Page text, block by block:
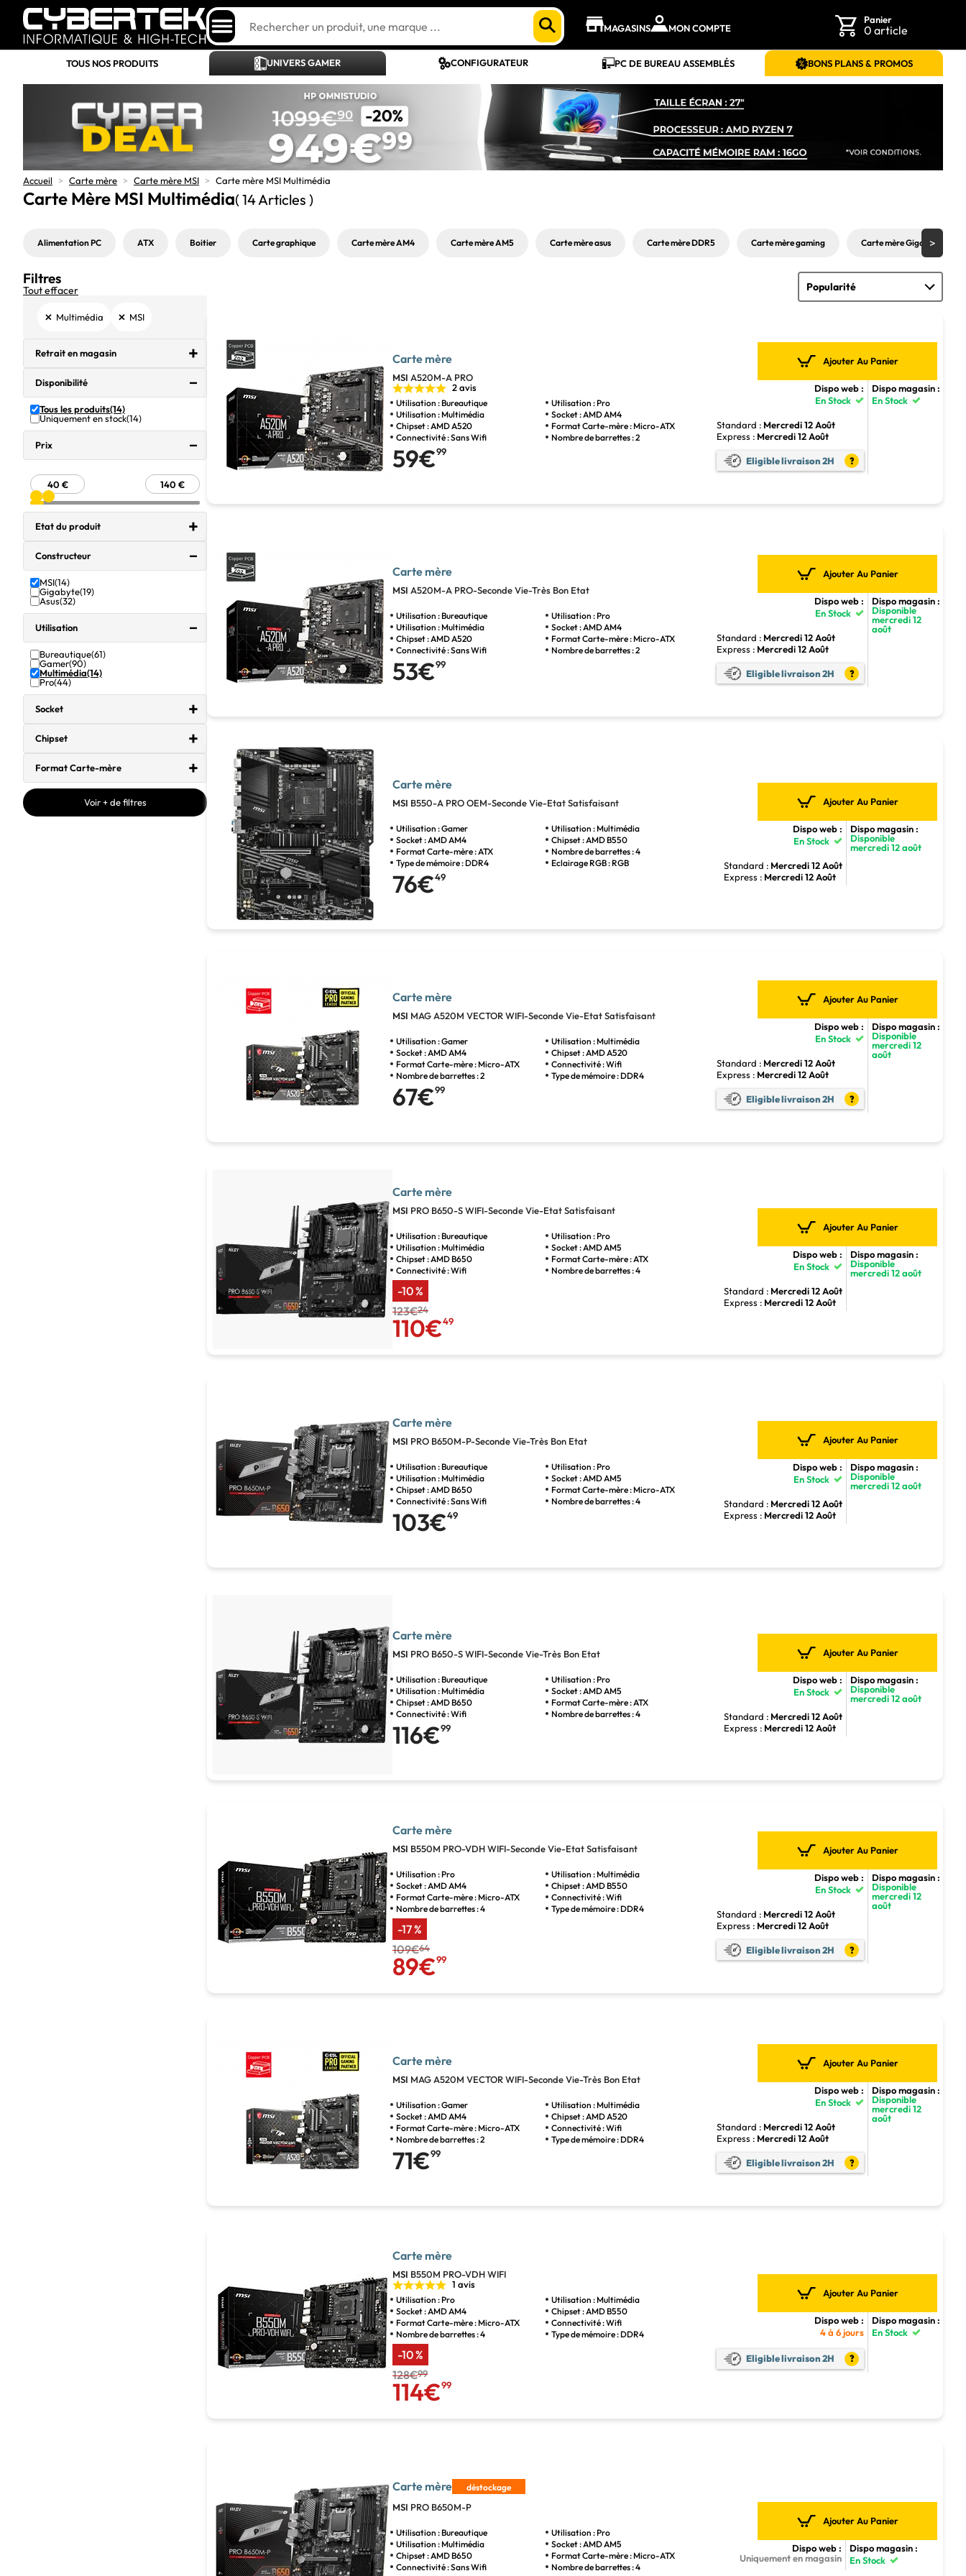
MAGASINS MON COMPTE
Panier
0 article
TOUS NOS PRODUITS UNIVERS GAMER CONFIGURATEUR PC DE BUREAU ASSEMBLÉS BONS PLANS & PROMOS
Accueil > Carte mère > Carte mère MSI > Carte mère MSI Multimédia
Carte Mère MSI Multimédia( 14 Articles )
Alimentation PC ATX Boitier Carte graphique Carte mère AM4 Carte mère AM5 Carte mère asus Carte mère DDR5 Carte mère gaming Carte mère Gigabyte
Filtres
Tout effacer
× Multimédia × MSI
Retrait en magasin
Disponibilité
Tous les produits(14)
Uniquement en stock(14)
Prix
Etat du produit
Constructeur
MSI(14)
Gigabyte(19)
Asus(32)
Utilisation
Bureautique(61)
Gamer(90)
Multimédia(14)
Pro(44)
Socket
Chipset
Format Carte-mère
Voir + de filtres
Carte mère
MSI A520M-A PRO
2 avis
Utilisation : Bureautique
Utilisation : Pro
Utilisation : Multimédia
Socket : AMD AM4
Chipset : AMD A520
Format Carte-mère : Micro-ATX
Connectivité : Sans Wifi
Nombre de barrettes : 2
59€99
Ajouter Au Panier
Dispo web :
En Stock
Standard : Mercredi 12 Août
Express : Mercredi 12 Août
Eligible livraison 2H ?
Dispo magasin :
En Stock
Carte mère
MSI A520M-A PRO-Seconde Vie-Très Bon Etat
Utilisation : Bureautique
Utilisation : Pro
Utilisation : Multimédia
Socket : AMD AM4
Chipset : AMD A520
Format Carte-mère : Micro-ATX
Connectivité : Sans Wifi
Nombre de barrettes : 2
53€99
Ajouter Au Panier
Dispo web :
En Stock
Standard : Mercredi 12 Août
Express : Mercredi 12 Août
Eligible livraison 2H ?
Dispo magasin :
Disponible
mercredi 12
août
Carte mère
MSI B550-A PRO OEM-Seconde Vie-Etat Satisfaisant
Utilisation : Gamer
Utilisation : Multimédia
Socket : AMD AM4
Chipset : AMD B550
Format Carte-mère : ATX
Nombre de barrettes : 4
Type de mémoire : DDR4
Eclairage RGB : RGB
76€49
Ajouter Au Panier
Dispo web :
En Stock
Standard : Mercredi 12 Août
Express : Mercredi 12 Août
Dispo magasin :
Disponible
mercredi 12 août
Carte mère
MSI MAG A520M VECTOR WIFI-Seconde Vie-Etat Satisfaisant
Utilisation : Gamer
Utilisation : Multimédia
Socket : AMD AM4
Chipset : AMD A520
Format Carte-mère : Micro-ATX
Connectivité : Wifi
Nombre de barrettes : 2
Type de mémoire : DDR4
67€99
Ajouter Au Panier
Dispo web :
En Stock
Standard : Mercredi 12 Août
Express : Mercredi 12 Août
Eligible livraison 2H ?
Dispo magasin :
Disponible
mercredi 12
août
Carte mère
MSI PRO B650-S WIFI-Seconde Vie-Etat Satisfaisant
Utilisation : Bureautique
Utilisation : Pro
Utilisation : Multimédia
Socket : AMD AM5
Chipset : AMD B650
Format Carte-mère : ATX
Connectivité : Wifi
Nombre de barrettes : 4
-10 %
123€24
110€49
Ajouter Au Panier
Dispo web :
En Stock
Standard : Mercredi 12 Août
Express : Mercredi 12 Août
Dispo magasin :
Disponible
mercredi 12 août
Carte mère
MSI PRO B650M-P-Seconde Vie-Très Bon Etat
Utilisation : Bureautique
Utilisation : Pro
Utilisation : Multimédia
Socket : AMD AM5
Chipset : AMD B650
Format Carte-mère : Micro-ATX
Connectivité : Sans Wifi
Nombre de barrettes : 4
103€49
Ajouter Au Panier
Dispo web :
En Stock
Standard : Mercredi 12 Août
Express : Mercredi 12 Août
Dispo magasin :
Disponible
mercredi 12 août
Carte mère
MSI PRO B650-S WIFI-Seconde Vie-Très Bon Etat
Utilisation : Bureautique
Utilisation : Pro
Utilisation : Multimédia
Socket : AMD AM5
Chipset : AMD B650
Format Carte-mère : ATX
Connectivité : Wifi
Nombre de barrettes : 4
116€99
Ajouter Au Panier
Dispo web :
En Stock
Standard : Mercredi 12 Août
Express : Mercredi 12 Août
Dispo magasin :
Disponible
mercredi 12 août
Carte mère
MSI B550M PRO-VDH WIFI-Seconde Vie-Etat Satisfaisant
Utilisation : Pro
Utilisation : Multimédia
Socket : AMD AM4
Chipset : AMD B550
Format Carte-mère : Micro-ATX
Connectivité : Wifi
Nombre de barrettes : 4
Type de mémoire : DDR4
-17 %
109€64
89€99
Ajouter Au Panier
Dispo web :
En Stock
Standard : Mercredi 12 Août
Express : Mercredi 12 Août
Eligible livraison 2H ?
Dispo magasin :
Disponible
mercredi 12
août
Carte mère
MSI MAG A520M VECTOR WIFI-Seconde Vie-Très Bon Etat
Utilisation : Gamer
Utilisation : Multimédia
Socket : AMD AM4
Chipset : AMD A520
Format Carte-mère : Micro-ATX
Connectivité : Wifi
Nombre de barrettes : 2
Type de mémoire : DDR4
71€99
Ajouter Au Panier
Dispo web :
En Stock
Standard : Mercredi 12 Août
Express : Mercredi 12 Août
Eligible livraison 2H ?
Dispo magasin :
Disponible
mercredi 12
août
Carte mère
MSI B550M PRO-VDH WIFI
1 avis
Utilisation : Pro
Utilisation : Multimédia
Socket : AMD AM4
Chipset : AMD B550
Format Carte-mère : Micro-ATX
Connectivité : Wifi
Nombre de barrettes : 4
Type de mémoire : DDR4
-10 %
128€99
114€99
Ajouter Au Panier
Dispo web :
4 à 6 jours
Eligible livraison 2H ?
Dispo magasin :
En Stock
Carte mère déstockage
MSI PRO B650M-P
Utilisation : Bureautique
Utilisation : Pro
Utilisation : Multimédia
Socket : AMD AM5
Chipset : AMD B650
Format Carte-mère : Micro-ATX
Connectivité : Sans Wifi
Nombre de barrettes : 4
Ajouter Au Panier
Dispo web :
Uniquement en magasin
Dispo magasin :
En Stock